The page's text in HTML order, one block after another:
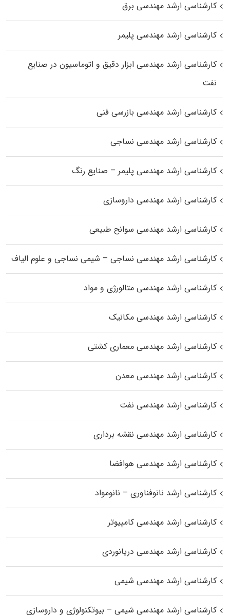
کارشناسی ارشد مهندسی برق
کارشناسی ارشد مهندسی پلیمر
کارشناسی ارشد مهندسی ابزار دقیق و اتوماسیون در صنایع
نفت
کارشناسی ارشد مهندسی بازرسی فنی
کارشناسی ارشد مهندسی نساجی
کارشناسی ارشد مهندسی پلیمر – صنایع رنگ
کارشناسی ارشد مهندسی داروسازی
کارشناسی ارشد مهندسی سوانح طبیعی
کارشناسی ارشد مهندسی نساجی – شیمی نساجی و علوم الیاف
کارشناسی ارشد مهندسی متالورژی و مواد
کارشناسی ارشد مهندسی مکانیک
کارشناسی ارشد مهندسی معماری کشتی
کارشناسی ارشد مهندسی معدن
کارشناسی ارشد مهندسی نفت
کارشناسی ارشد مهندسی نقشه برداری
کارشناسی ارشد مهندسی هوافضا
کارشناسی ارشد نانوفناوری – نانومواد
کارشناسی ارشد مهندسی کامپیوتر
کارشناسی ارشد مهندسی دریانوردی
کارشناسی ارشد مهندسی شیمی
کارشناسی ارشد مهندسی شیمی – بیوتکنولوژی و داروسازی